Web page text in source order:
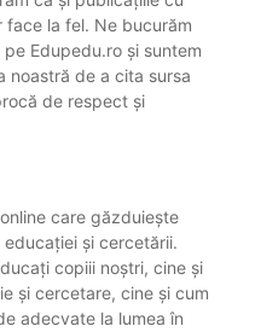
face la fel. Ne bucurăm
Edupedu.ro și suntem
noastră de a cita sursa
de respect și
care găzduiește
și cercetării.
copiii noștri, cine și
și cercetare, cine și cum
adecvate la lumea în